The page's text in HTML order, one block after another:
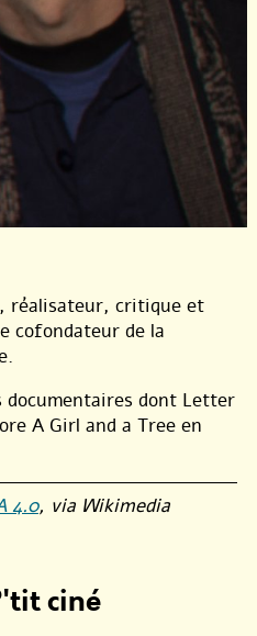
réalisateur, critique et
cofondateur de la
dont Letter
A Girl and a Tree en
4.0, via Wikimedia
ciné